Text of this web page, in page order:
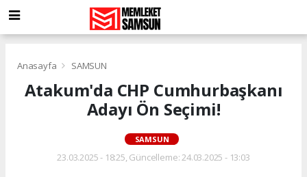
Anasayfa SAMSUN
Atakum'da CHP Cumhurbaşkanı
Adayı Ön Seçimi!
SAMSUN
23.03.2025 - 18:25, Güncelleme: 24.03.2025 - 13:03